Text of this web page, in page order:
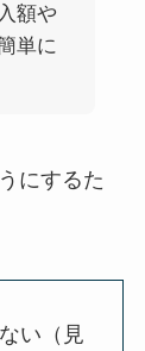
額や
単に
にするた
い （見